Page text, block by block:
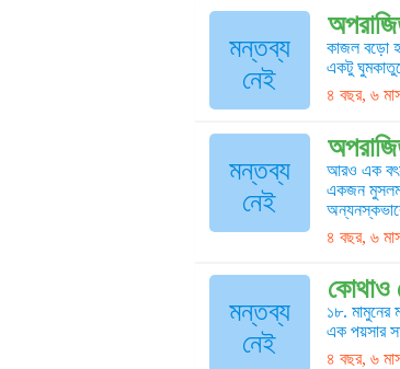
মন্তব্য
নেই
কাজল বড়ো
একটু
৪ বছর, ৬
মন্তব্য
নেই
আরও এক
একজন
৪ বছর, ৬
মন্তব্য
নেই
কোথাও
১৮. মামুনের
এক পয়সার
৪ বছর, ৬